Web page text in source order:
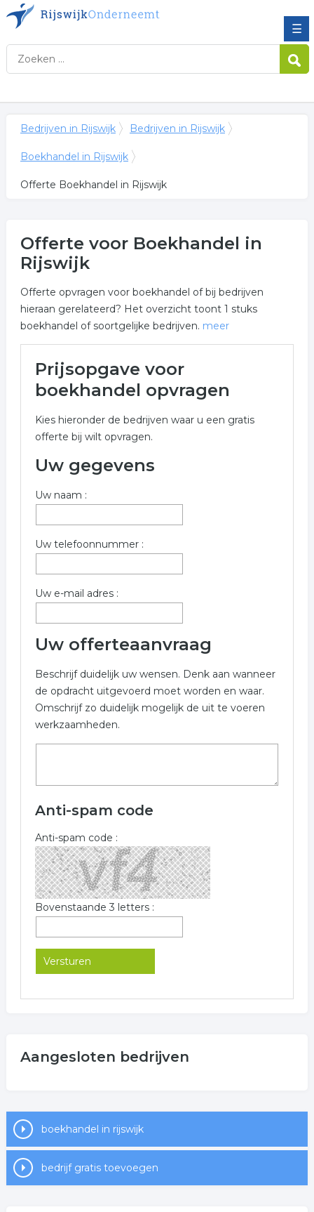
☰
Bedrijven in Rijswijk Bedrijven in Rijswijk
Boekhandel in Rijswijk
Offerte Boekhandel in Rijswijk
Offerte voor Boekhandel in
Rijswijk
Offerte opvragen voor boekhandel of bij bedrijven
hieraan gerelateerd? Het overzicht toont 1 stuks
boekhandel of soortgelijke bedrijven. meer
Rijswijk
gerelateerde bedrijven in de omgeving van Rijswijk
voor een vrijblijvende aanvraag.
Vul onderstaand formulier zo volledig mogelijk in voor
plaats Rijswijk . De bedrijven zijn gekoppeld aan
Trefwoorden:
boekhandel boekenwinkel
Prijsopgave voor
boekhandel opvragen
Kies hieronder de bedrijven waar u een gratis
offerte bij wilt opvragen.
Uw gegevens
Uw naam :
Uw telefoonnummer :
Uw e-mail adres :
Uw offerteaanvraag
Beschrijf duidelijk uw wensen. Denk aan wanneer
de opdracht uitgevoerd moet worden en waar.
Omschrijf zo duidelijk mogelijk de uit te voeren
werkzaamheden.
Anti-spam code
Anti-spam code :
Bovenstaande 3 letters :
Aangesloten bedrijven
boekhandel in rijswijk
bedrijf gratis toevoegen